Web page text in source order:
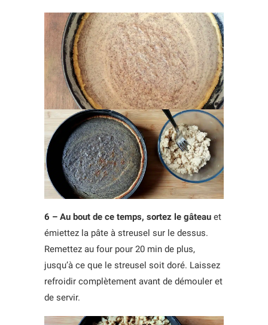
6 – Au bout de ce temps, sortez le gâteau et
émiettez la pâte à streusel sur le dessus.
Remettez au four pour 20 min de plus,
jusqu’à ce que le streusel soit doré. Laissez
refroidir complètement avant de démouler et
de servir.